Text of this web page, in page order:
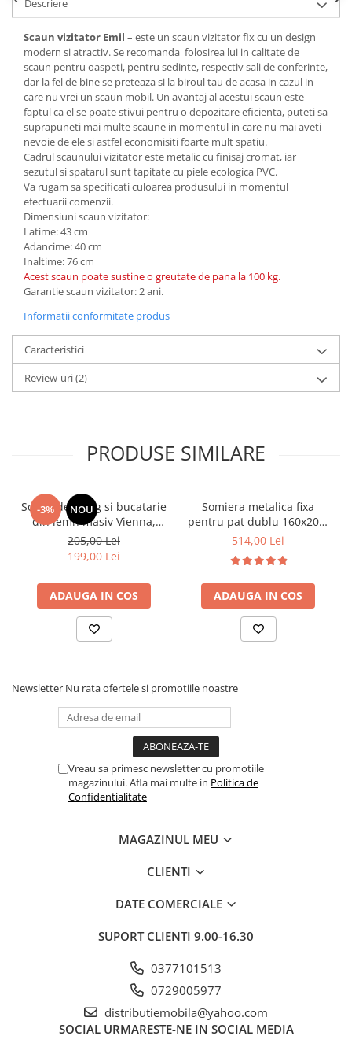
Mese gradinita
Scaune gradinita
Set mese si scaune gradinita
Mobilier copii
Mobila camera copii
Scaune birou pentru copii
Saltele patuturi copii
Paturi copii
Masa si scaune gradinita
Seturi comode living si dormitor
Descriere
Scaun vizitator Emil – este un scaun vizitator fix cu un design
modern si atractiv. Se recomanda folosirea lui in calitate de
scaun pentru oaspeti, pentru sedinte, respectiv sali de conferinte,
dar la fel de bine se preteaza si la biroul tau de acasa in cazul in
care nu vrei un scaun mobil. Un avantaj al acestui scaun este
faptul ca el se poate stivui pentru o depozitare eficienta, puteti sa
suprapuneti mai multe scaune in momentul in care nu mai aveti
nevoie de ele si astfel economisiti foarte mult spatiu.
Cadrul scaunului vizitator este metalic cu finisaj cromat, iar
sezutul si spatarul sunt tapitate cu piele ecologica PVC.
Va rugam sa specificati culoarea produsului in momentul
efectuarii comenzii.
Dimensiuni scaun vizitator:
Latime: 43 cm
Adancime: 40 cm
Inaltime: 76 cm
Acest scaun poate sustine o greutate de pana la 100 kg.
Garantie scaun vizitator: 2 ani.
Informatii conformitate produs
Caracteristici
Review-uri(2)
PRODUSE SIMILARE
-3% NOU
Scaun de living si bucatarie
din lemn masiv Vienna,
tapiterie stofa,100 kg,
94x49x40 cm, nuc/bej
205,00 Lei
199,00 Lei
ADAUGA IN COS
Somiera metalica fixa
pentru pat dublu 160x200,
6 picioare, 32 lamele lemn
saltea ferm, negru
514,00 Lei
ADAUGA IN COS
Newsletter Nu rata ofertele si promotiile noastre
Vreau sa primesc newsletter cu promotiile
magazinului. Afla mai multe in Politica de
Confidentialitate
MAGAZINUL MEU
CLIENTI
DATE COMERCIALE
SUPORT CLIENTI 9.00-16.30
0377101513
0729005977
distributiemobila@yahoo.com
SOCIAL URMARESTE-NE IN SOCIAL MEDIA